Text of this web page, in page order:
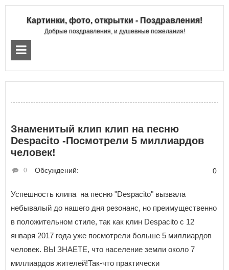
Картинки, фото, открытки - Поздравления!
Добрые поздравления, и душевные пожелания!
Знаменитый клип клип на песню
Despacito -Посмотрели 5 миллиардов
человек!
Обсуждений:
0 0
Успешность клипа на песню "Despacito" вызвала
небывалый до нашего дня резонанс, но преимущественно
в положительном стиле, так как клин Despacito с 12
января 2017 года уже посмотрели больше 5 миллиардов
человек. ВЫ ЗНАЕТЕ, что население земли около 7
миллиардов жителей!Так-что практически